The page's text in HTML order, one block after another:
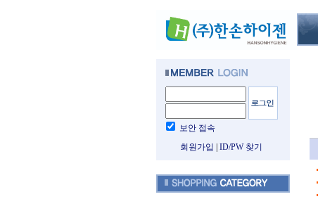
보안 접속
회원가입
ID/PW 찾기